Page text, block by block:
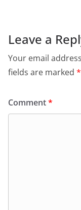
Leave a
Your email
fields are marked *
Comment*